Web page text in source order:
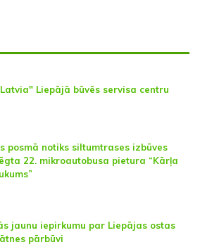
Liepājā būvēs servisa centru
posmā notiks siltumtrases izbūves
22. mikroautobusa pietura “Kārļa
jaunu iepirkumu par Liepājas ostas
pārbūvi